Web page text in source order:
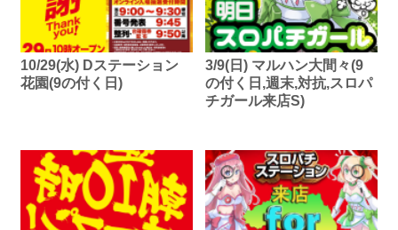
10/29(水) Dステーション
花園(9の付く日)
3/9(日) マルハン大間々(9
の付く日,週末,対抗,スロパ
チガール来店S)